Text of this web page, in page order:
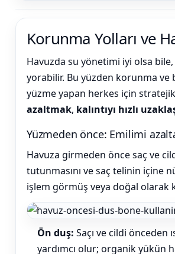
Korunma Yolları ve
Havuzda su yönetimi iyi olsa
yorabilir. Bu yüzden korunma ve
yüzme yapan herkes için
azaltmak, kalıntıyı hızlı
Yüzmeden önce: Emilimi
Havuza girmeden önce saç ve
tutunmasını ve saç telinin içine
işlem görmüş veya doğal olarak
Ön duş: Saçı ve cildi
yardımcı olur; organik yükün